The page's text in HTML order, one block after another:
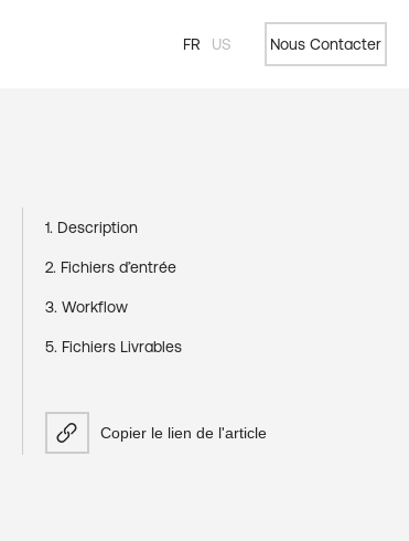
FR US Nous Contacter
1. Description
2. Fichiers d’entrée
3. Workflow
5. Fichiers Livrables
Copier le lien de l'article